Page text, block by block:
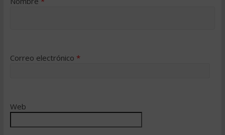
Correo electrónico *
Web